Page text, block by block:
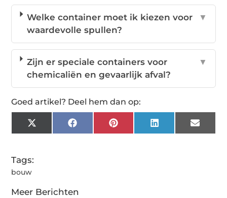
Welke container moet ik kiezen voor
waardevolle spullen?
▼
Zijn er speciale containers voor
chemicaliën en gevaarlijk afval?
▼
Goed artikel? Deel hem dan op:
X
(Twitter)
FacebookPinterestLinkedInEmail
Tags:
bouw
Meer Berichten